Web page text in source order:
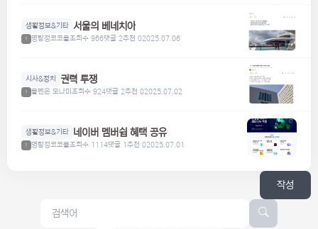
생활정보&기타 서울의 베네치아
1 명탐정코코볼조회수 966댓글 2추천 02025.07.06
시사&정치 권력 투쟁
1 볼펜은 모나미 조회수 924댓글 2추천 02025.07.02
생활정보&기타 네이버 멤버쉽 혜택 공유
1 명탐정코코볼조회수 1114댓글 1추천 02025.07.01
작성